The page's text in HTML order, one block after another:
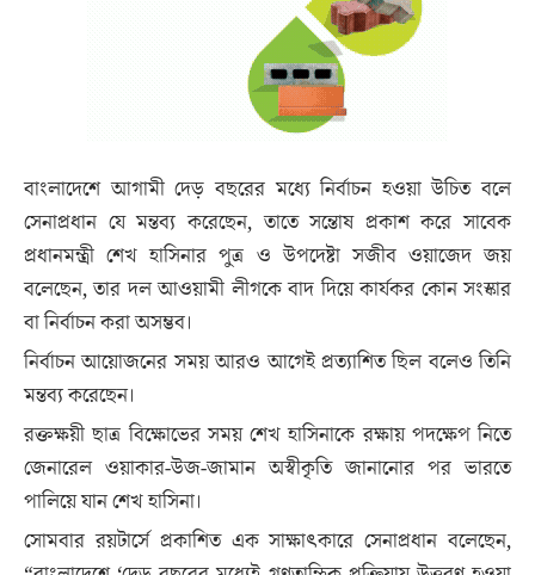
বাংলাদেশে আগামী দেড় বছরের মধ্যে নির্বাচন হওয়া উচিত বলে
সেনাপ্রধান যে মন্তব্য করেছেন, তাতে সন্তোষ প্রকাশ করে সাবেক
প্রধানমন্ত্রী শেখ হাসিনার পুত্র ও উপদেষ্টা সজীব ওয়াজেদ জয়
বলেছেন, তার দল আওয়ামী লীগকে বাদ দিয়ে কার্যকর কোন সংস্কার
বা নির্বাচন করা অসম্ভব।
নির্বাচন আয়োজনের সময় আরও আগেই প্রত্যাশিত ছিল বলেও তিনি
মন্তব্য করেছেন।
রক্তক্ষয়ী ছাত্র বিক্ষোভের সময় শেখ হাসিনাকে রক্ষায় পদক্ষেপ নিতে
জেনারেল ওয়াকার-উজ-জামান অস্বীকৃতি জানানোর পর ভারতে
পালিয়ে যান শেখ হাসিনা।
সোমবার রয়টার্সে প্রকাশিত এক সাক্ষাৎকারে সেনাপ্রধান বলেছেন,